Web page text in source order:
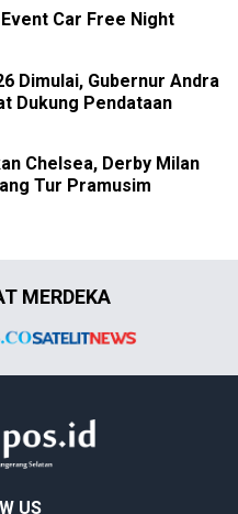
Car Free Night
Dimulai, Gubernur Andra
Dukung Pendataan
Chelsea, Derby Milan
Tur Pramusim
MERDEKA
US